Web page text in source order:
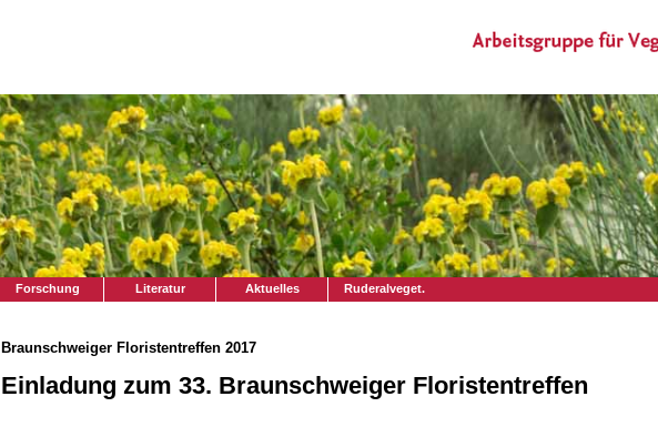
Forschung Literatur Aktuelles Ruderalveget.
Braunschweiger Floristentreffen 2017
Einladung zum 33. Braunschweiger Floristentreffen